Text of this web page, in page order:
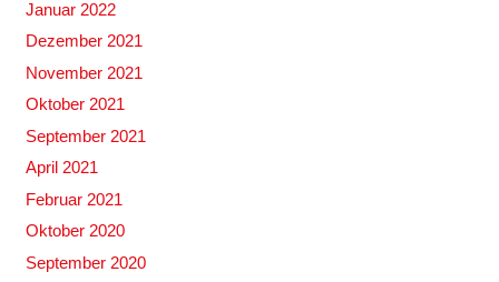
Januar 2022
Dezember 2021
November 2021
Oktober 2021
September 2021
April 2021
Februar 2021
Oktober 2020
September 2020